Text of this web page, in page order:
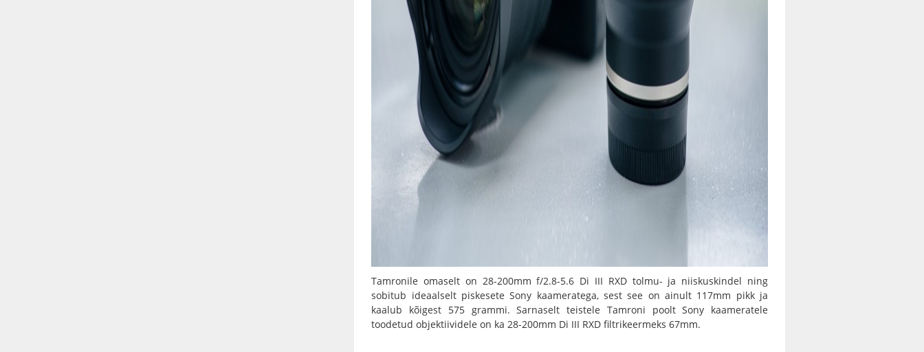
Tamronile omaselt on 28-200mm f/2.8-5.6 Di III RXDtolmu- ja niiskuskindel ning
sobitub ideaalselt piskesete Sony kaameratega, sest see on ainult 117mm pikk ja
kaalub kõigest 575 grammi. Sarnaselt teistele Tamroni poolt Sony kaameratele
toodetud objektiividele on ka 28-200mm Di III RXD filtrikeermeks 67mm.